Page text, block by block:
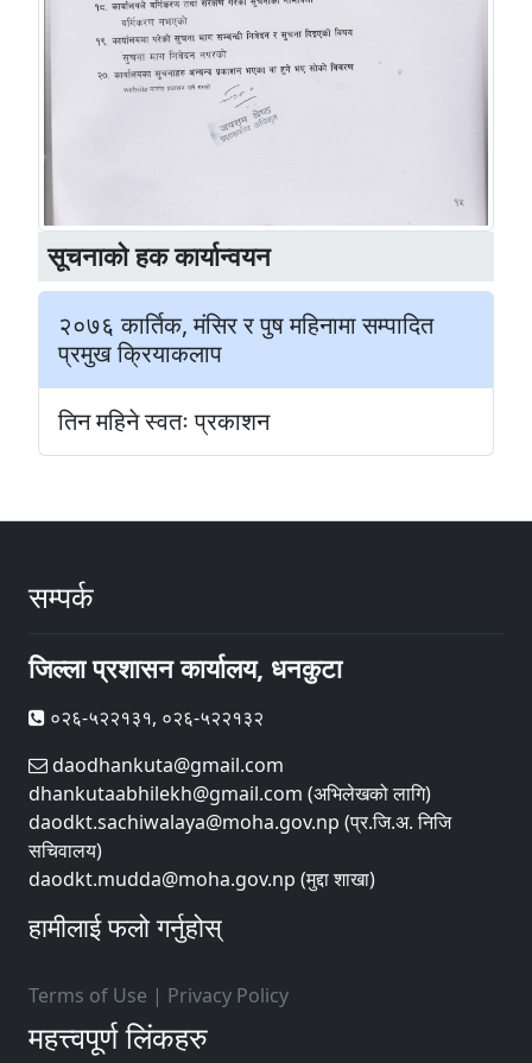
सूचनाकाे हक कार्यान्वयन
२०७६ कार्तिक, मंसिर र पुष महिनामा सम्पादित
प्रमुख क्रियाकलाप
तिन महिने स्वतः प्रकाशन
सम्पर्क
जिल्ला प्रशासन कार्यालय, धनकुटा
०२६-५२२१३१, ०२६-५२२१३२
daodhankuta@gmail.com
dhankutaabhilekh@gmail.com (अभिलेखको लागि)
daodkt.sachiwalaya@moha.gov.np (प्र.जि.अ. निजि
सचिवालय)
daodkt.mudda@moha.gov.np (मुद्दा शाखा)
हामीलाई फलो गर्नुहोस्
Terms of Use | Privacy Policy
महत्त्वपूर्ण लिंकहरु